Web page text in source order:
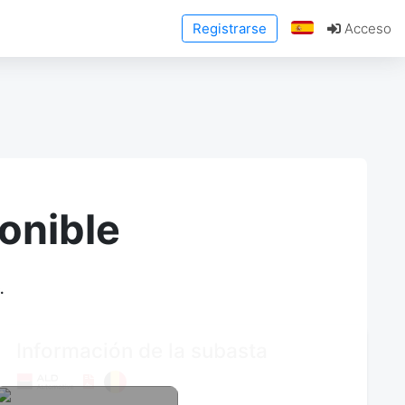
Registrarse Acceso